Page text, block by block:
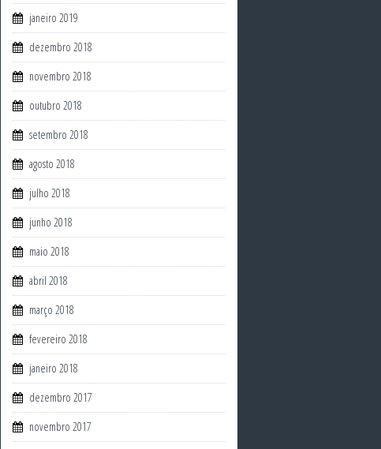
janeiro 2019
dezembro 2018
novembro 2018
outubro 2018
setembro 2018
agosto 2018
julho 2018
junho 2018
maio 2018
abril 2018
março 2018
fevereiro 2018
janeiro 2018
dezembro 2017
novembro 2017